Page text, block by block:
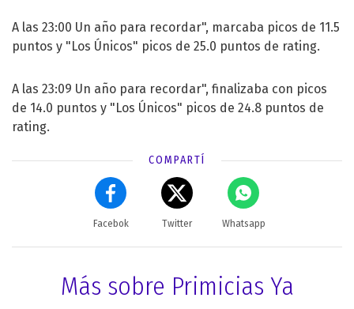
A las 23:00 Un año para recordar", marcaba picos de 11.5
puntos y "Los Únicos" picos de 25.0 puntos de rating.
A las 23:09 Un año para recordar", finalizaba con picos
de 14.0 puntos y "Los Únicos" picos de 24.8 puntos de
rating.
COMPARTÍ
Facebok Twitter Whatsapp
Más sobre Primicias Ya